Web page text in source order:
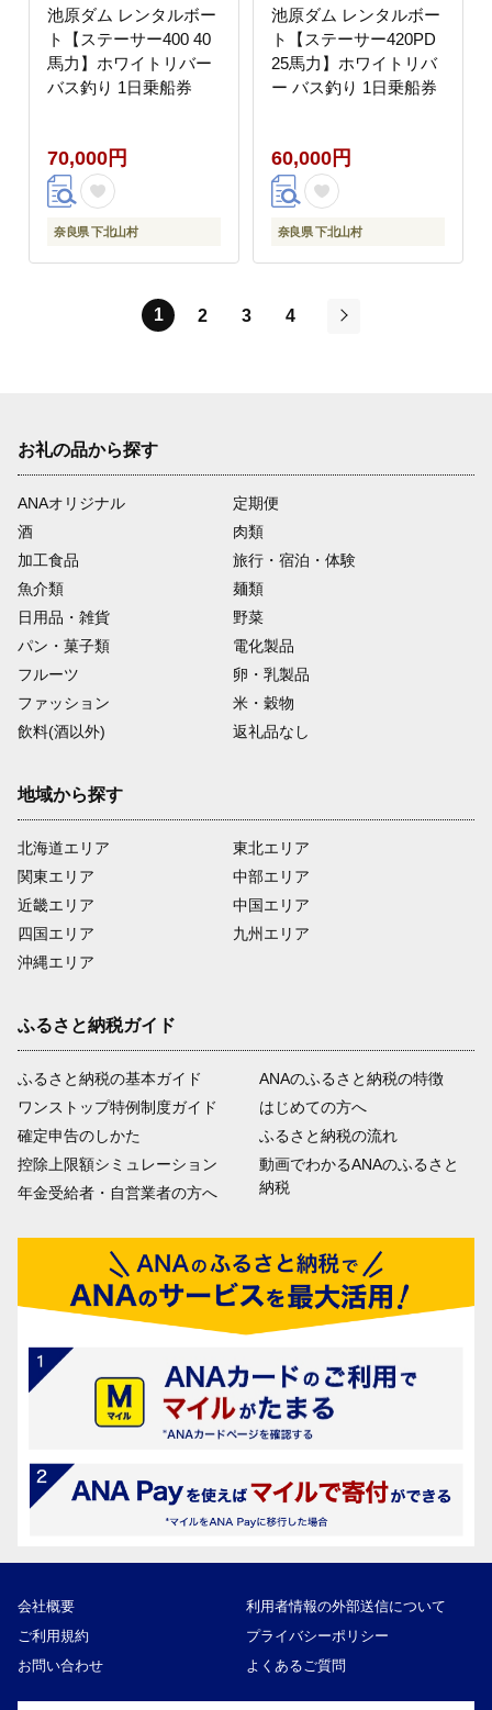
池原ダム レンタルボー
ト【ステーサー400 40
馬力】ホワイトリバー
バス釣り 1日乗船券
70,000円
奈良県 下北山村
池原ダム レンタルボー
ト【ステーサー420PD
25馬力】ホワイトリバ
ー バス釣り 1日乗船券
60,000円
奈良県 下北山村
1 2 3
4
お礼の品から探す
ANAオリジナル
定期便
酒
肉類
加工食品
旅行・宿泊・体験
魚介類
麺類
日用品・雑貨
野菜
パン・菓子類
電化製品
フルーツ
卵・乳製品
ファッション
米・穀物
飲料(酒以外)
返礼品なし
地域から探す
北海道エリア
関東エリア
近畿エリア
四国エリア
沖縄エリア
東北エリア
中部エリア
中国エリア
九州エリア
ふるさと納税ガイド
ふるさと納税の基本ガイド
ワンストップ特例制度ガイド
確定申告のしかた
控除上限額シミュレーション
年金受給者・自営業者の方へ
ANAのふるさと納税の特徴
はじめての方へ
ふるさと納税の流れ
動画でわかるANAのふるさと
納税
会社概要
利用者情報の外部送信について
ご利用規約
プライバシーポリシー
お問い合わせ
よくあるご質問